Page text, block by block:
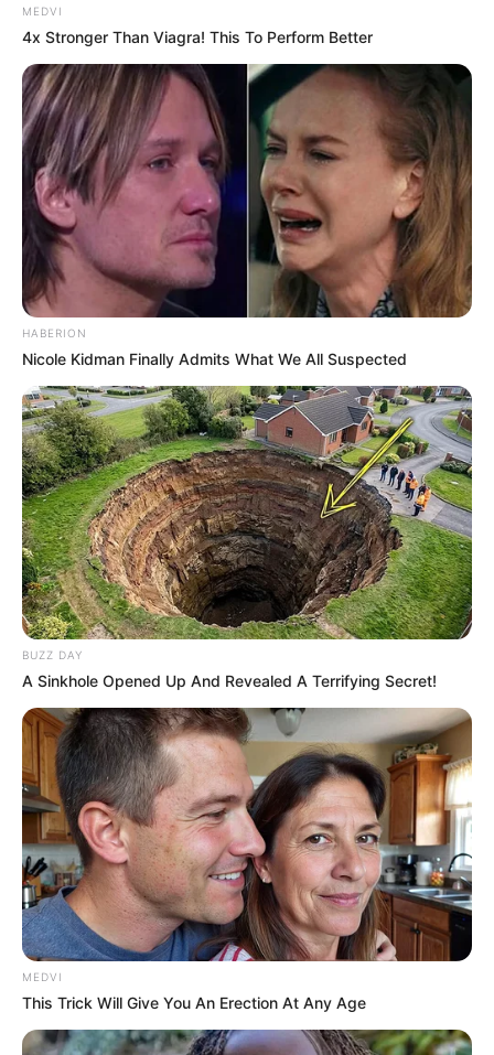
MEDVI
4x Stronger Than Viagra! This To Perform Better
HABERION
Nicole Kidman Finally Admits What We All Suspected
BUZZ DAY
A Sinkhole Opened Up And Revealed A Terrifying Secret!
MEDVI
This Trick Will Give You An Erection At Any Age